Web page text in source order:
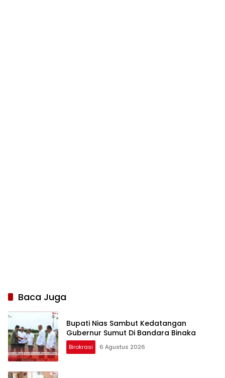
Baca Juga
Bupati Nias Sambut Kedatangan
Gubernur Sumut Di Bandara Binaka
Birokrasi 6 Agustus 2026